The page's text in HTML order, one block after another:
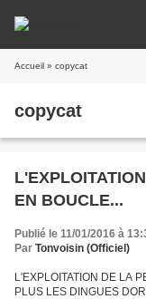
Accueil » copycat
copycat
EN BOUCLE...
Publié le 11/01/2016 à
Par Tonvoisin (Officiel)
L'EXPLOITATION DE LA
PLUS LES DINGUES